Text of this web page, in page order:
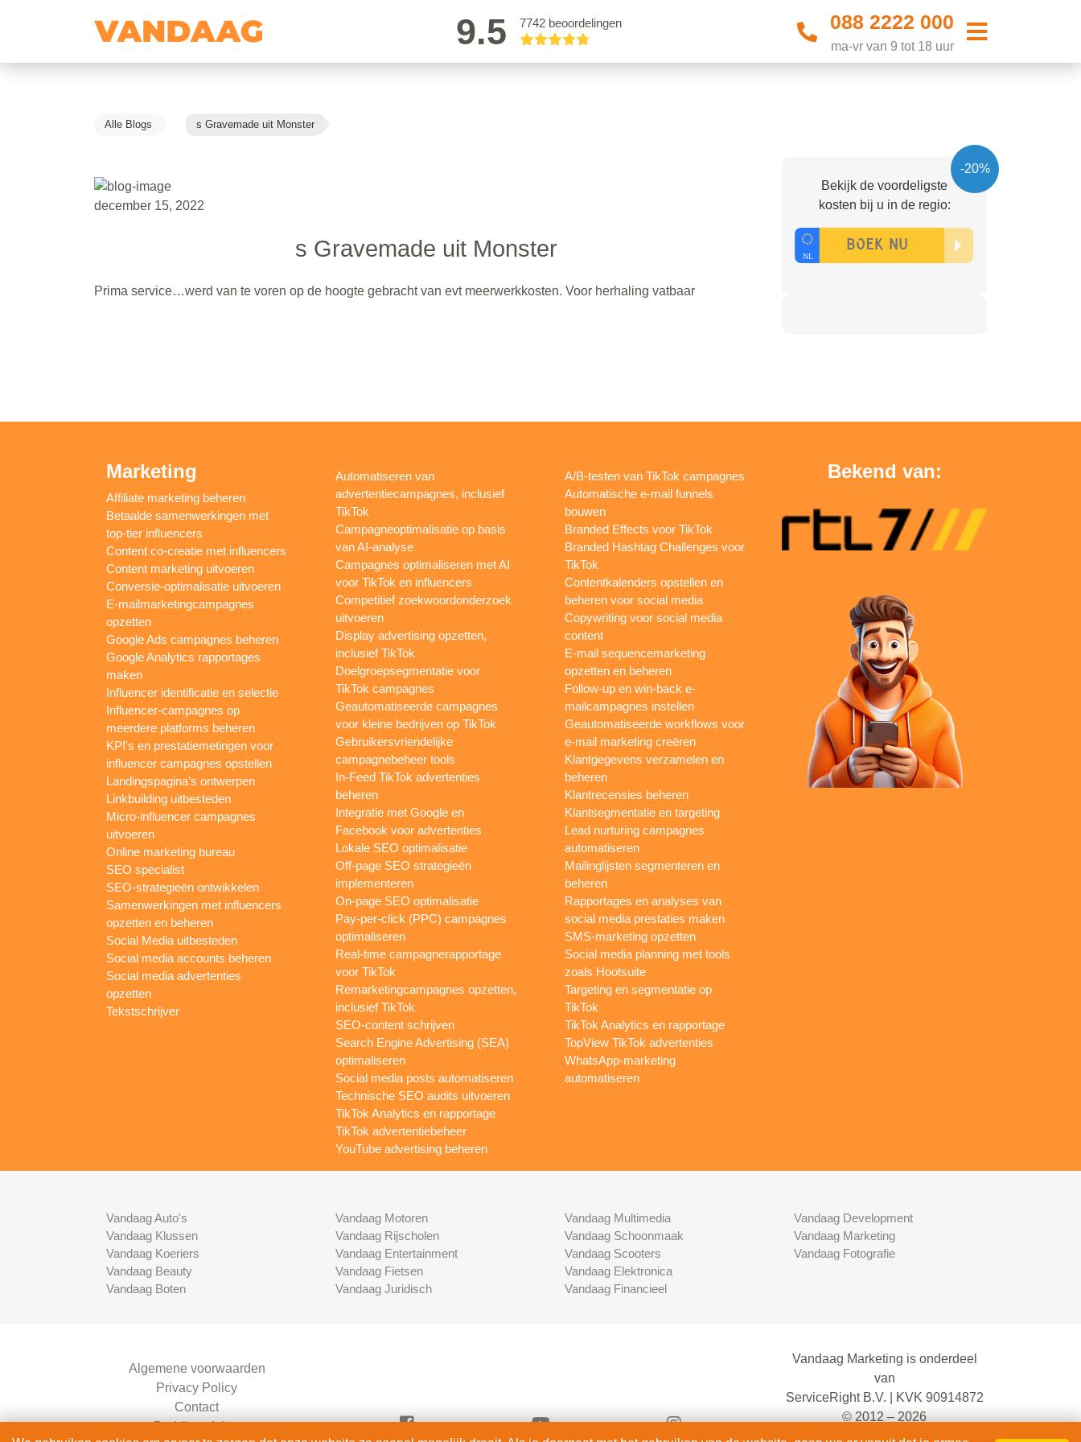
9.5 7742 beoordelingen 088 2222 000
ma-vr van 9 tot 18 uur
Alle Blogs s Gravemade uit Monster
december 15, 2022
s Gravemade uit Monster
Prima service…werd van te voren op de hoogte gebracht van evt meerwerkkosten. Voor herhaling vatbaar
-20%
Bekijk de voordeligste
kosten bij u in de regio:
Marketing
Affiliate marketing beheren
Betaalde samenwerkingen met
top-tier influencers
Content co-creatie met influencers
Content marketing uitvoeren
Conversie-optimalisatie uitvoeren
E-mailmarketingcampagnes
opzetten
Google Ads campagnes beheren
Google Analytics rapportages
maken
Influencer identificatie en selectie
Influencer-campagnes op
meerdere platforms beheren
KPI's en prestatiemetingen voor
influencer campagnes opstellen
Landingspagina’s ontwerpen
Linkbuilding uitbesteden
Micro-influencer campagnes
uitvoeren
Online marketing bureau
SEO specialist
SEO-strategieën ontwikkelen
Samenwerkingen met influencers
opzetten en beheren
Social Media uitbesteden
Social media accounts beheren
Social media advertenties
opzetten
Tekstschrijver
Automatiseren van
advertentiecampagnes, inclusief
TikTok
Campagneoptimalisatie op basis
van AI-analyse
Campagnes optimaliseren met AI
voor TikTok en influencers
Competitief zoekwoordonderzoek
uitvoeren
Display advertising opzetten,
inclusief TikTok
Doelgroepsegmentatie voor
TikTok campagnes
Geautomatiseerde campagnes
voor kleine bedrijven op TikTok
Gebruikersvriendelijke
campagnebeheer tools
In-Feed TikTok advertenties
beheren
Integratie met Google en
Facebook voor advertenties
Lokale SEO optimalisatie
Off-page SEO strategieën
implementeren
On-page SEO optimalisatie
Pay-per-click (PPC) campagnes
optimaliseren
Real-time campagnerapportage
voor TikTok
Remarketingcampagnes opzetten,
inclusief TikTok
SEO-content schrijven
Search Engine Advertising (SEA)
optimaliseren
Social media posts automatiseren
Technische SEO audits uitvoeren
TikTok Analytics en rapportage
TikTok advertentiebeheer
YouTube advertising beheren
A/B-testen van TikTok campagnes
Automatische e-mail funnels
bouwen
Branded Effects voor TikTok
Branded Hashtag Challenges voor
TikTok
Contentkalenders opstellen en
beheren voor social media
Copywriting voor social media
content
E-mail sequencemarketing
opzetten en beheren
Follow-up en win-back e-
mailcampagnes instellen
Geautomatiseerde workflows voor
e-mail marketing creëren
Klantgegevens verzamelen en
beheren
Klantrecensies beheren
Klantsegmentatie en targeting
Lead nurturing campagnes
automatiseren
Mailinglijsten segmenteren en
beheren
Rapportages en analyses van
social media prestaties maken
SMS-marketing opzetten
Social media planning met tools
zoals Hootsuite
Targeting en segmentatie op
TikTok
TikTok Analytics en rapportage
TopView TikTok advertenties
WhatsApp-marketing
automatiseren
Bekend van:
Vandaag Auto's
Vandaag Klussen
Vandaag Koeriers
Vandaag Beauty
Vandaag Boten
Vandaag Motoren
Vandaag Rijscholen
Vandaag Entertainment
Vandaag Fietsen
Vandaag Juridisch
Vandaag Multimedia
Vandaag Schoonmaak
Vandaag Scooters
Vandaag Elektronica
Vandaag Financieel
Vandaag Development
Vandaag Marketing
Vandaag Fotografie
Algemene voorwaarden
Privacy Policy
Contact
Bedrijven Inlog
Vandaag Marketing is onderdeel
van
ServiceRight B.V. | KVK 90914872
© 2012 – 2026
alle rechten voorbehouden.